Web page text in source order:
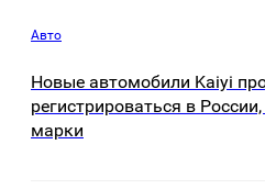
Авто
Новые автомобили Kaiyi
регистрироваться в
марки